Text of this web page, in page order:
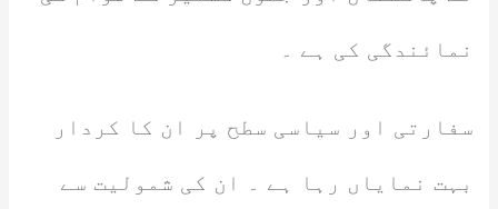
نمائندگی کی ہے ۔
سفارتی اور سیاسی سطح پر ان کا کردار
بہت نمایاں رہا ہے ۔ ان کی شمولیت سے